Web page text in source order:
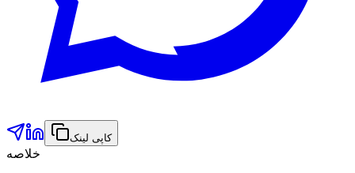
کاپی لینک
خلاصه